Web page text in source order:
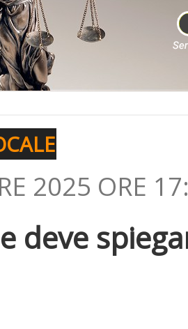
2025 ORE
deve